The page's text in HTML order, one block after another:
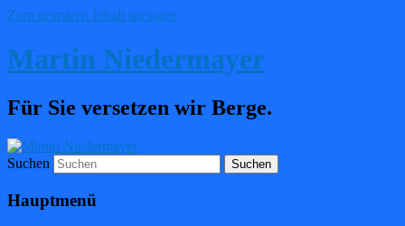
Zum primären Inhalt springen
Martin Niedermayer
Für Sie versetzen wir Berge.
Suchen
Hauptmenü